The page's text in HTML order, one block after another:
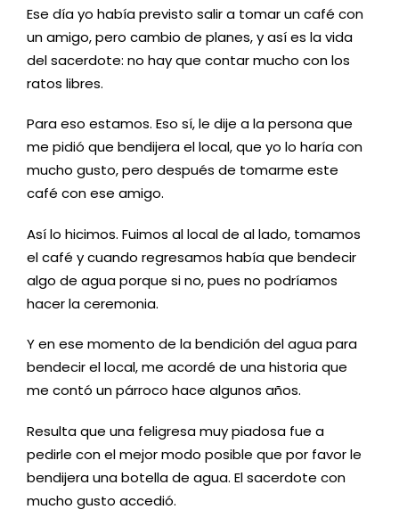
Ese día yo había previsto salir a tomar un café con
un amigo, pero cambio de planes, yasí es la vida
del sacerdote: no hay que contar mucho con los
ratos libres.
Para eso estamos. Eso sí, le dije a la persona que
me pidió que bendijera el local, que yo lo haría con
mucho gusto, pero después de tomarme este
café con ese amigo.
Así lo hicimos. Fuimos al local de al lado, tomamos
el café y cuando regresamos había que bendecir
algo de agua porque si no, pues no podríamos
hacer la ceremonia.
Y en ese momento de la bendición del agua para
bendecir el local, me acordé de una historia que
me contó un párroco hace algunos años.
Resulta que una feligresa muy piadosa fue a
pedirle con el mejor modo posible que por favor le
bendijera una botella de agua. El sacerdote con
mucho gusto accedió.